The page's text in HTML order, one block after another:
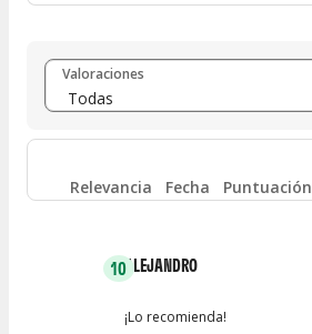
Entre 8 y 10 (8)
Entre 6 y 8 (0)
Entre 4 y 6 0
Valoraciones
Relevancia Fecha Puntuación
10ALEJANDRO
¡Lo recomienda!